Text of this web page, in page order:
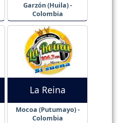
Garzón (Huila) -
Colombia
La Reina
Mocoa (Putumayo) -
Colombia